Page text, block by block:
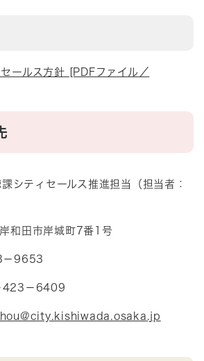
ールス方針 [PDFファイル／
シティセールス推進担当（担当者：
田市岸城町7番1号
9653
423－6409